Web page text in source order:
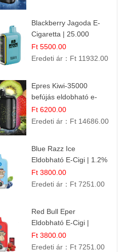
Blackberry Jagoda E-
Cigaretta | 25.000
Szívás | Ízesített E-
Liquid
Ft 5500.00
Eredeti ár： Ft 11932.00
Epres Kiwi-35000
befújás eldobható e-
cigaretta
Ft 6200.00
Eredeti ár： Ft 14686.00
Blue Razz Ice
Eldobható E-Cigi | 1.2%
Nikotin | Jéghideg
Málna Íz
Ft 3800.00
Eredeti ár： Ft 7251.00
Red Bull Eper
Eldobható E-Cigi |
Energiaital Íz | Készülék
Használat
Ft 3800.00
Eredeti ár： Ft 7251.00